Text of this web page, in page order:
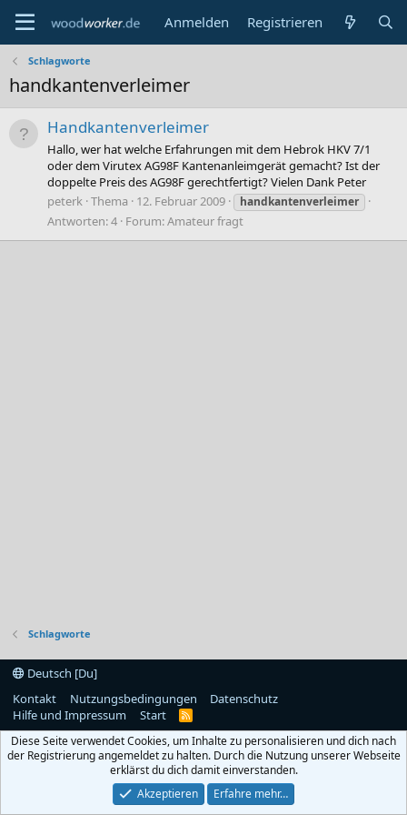
Anmelden Registrieren
Schlagworte
handkantenverleimer
Handkantenverleimer
Hallo, wer hat welche Erfahrungen mit dem Hebrok HKV 7/1
oder dem Virutex AG98F Kantenanleimgerät gemacht? Ist der
doppelte Preis des AG98F gerechtfertigt? Vielen Dank Peter
peterk Thema 12. Februar 2009 handkantenverleimer
Antworten: 4 Forum:Amateur fragt
Schlagworte
Deutsch [Du]
Kontakt
Nutzungsbedingungen
Datenschutz
Hilfe und Impressum
Start
R
S
Diese Seite verwendet Cookies, um Inhalte zu personalisieren und dich nach
der Registrierung angemeldet zu halten. Durch die Nutzung unserer Webseite
erklärst du dich damit einverstanden.
Akzeptieren
Erfahre mehr…